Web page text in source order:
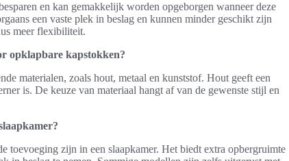
en kan gemakkelijk worden opgeborgen wanneer deze
een vaste plek in beslag en kunnen minder geschikt zijn
meer flexibiliteit.
opklapbare kapstokken?
materialen, zoals hout, metaal en kunststof. Hout geeft een
is. De keuze van materiaal hangt af van de gewenste stijl en
toevoeging zijn in een slaapkamer. Het biedt extra opbergruimte